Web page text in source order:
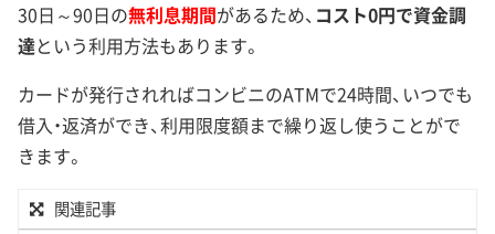
30日～90日の無利息期間があるため、 コスト0円で資金調
達という利用方法もあります。
カードが発行されればコンビニのATMで24時間、いつでも
借入・返済ができ、利用限度額まで繰り返し使うことがで
きます。
関連記事